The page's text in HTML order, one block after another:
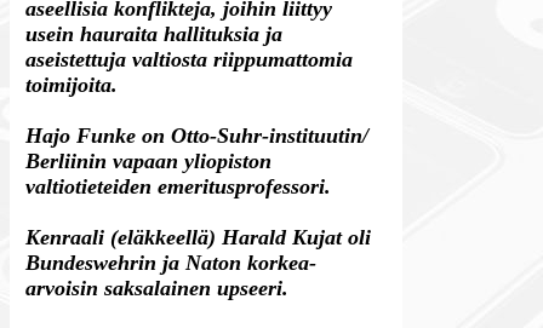
aseellisia konflikteja, joihin liittyy
usein hauraita hallituksia ja
aseistettuja valtiosta riippumattomia
toimijoita.
Hajo Funke on Otto-Suhr-instituutin/
Berliinin vapaan yliopiston
valtiotieteiden emeritusprofessori.
Kenraali (eläkkeellä) Harald Kujat oli
Bundeswehrin ja Naton korkea-
arvoisin saksalainen upseeri.